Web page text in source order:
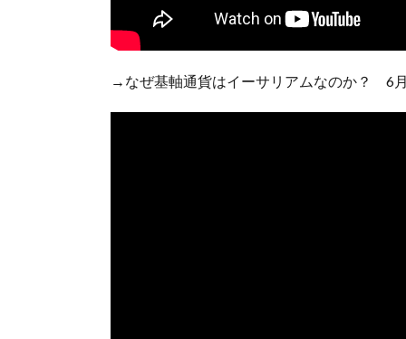
→なぜ基軸通貨はイーサリアムなのか？ 6